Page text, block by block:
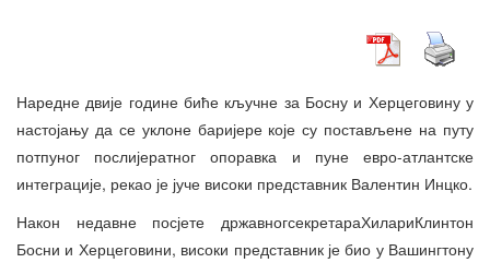
Наредне двије године биће кључне за Босну и Херцеговину у
настојању да се уклоне баријере које су постављене на путу
потпуног послијератног опоравка и пуне евро-атлантске
интеграције, рекао је јуче високи представник Валентин Инцко.
Након недавне посјете државногсекретараХилариКлинтон
Босни и Херцеговини, високи представник је био у Вашингтону